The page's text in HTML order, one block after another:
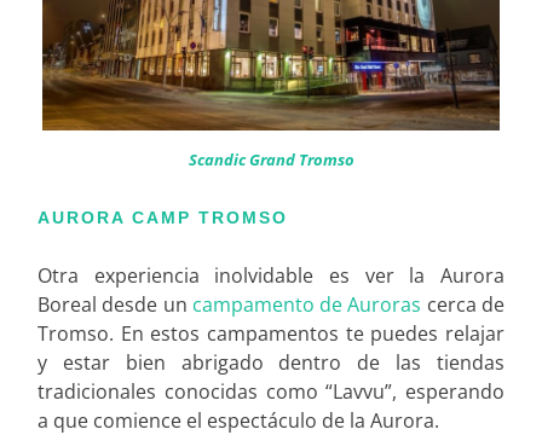
Scandic Grand Tromso
AURORA CAMP TROMSO
Otra experiencia inolvidable es ver la Aurora
Boreal desde un campamento de Auroras cerca de
Tromso. En estos campamentos te puedes relajar
y estar bien abrigado dentro de las tiendas
tradicionales conocidas como “Lavvu”, esperando
a que comience el espectáculo de la Aurora.